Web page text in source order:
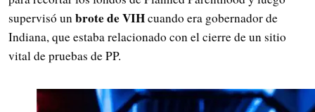
supervisó unbrote de VIHcuando era gobernador de
Indiana, que estaba relacionado con el cierre de un sitio
vital de pruebas de PP.